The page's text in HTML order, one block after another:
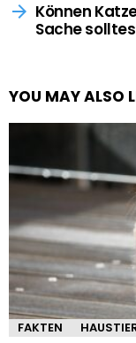
Können
Sache
YOU MAY ALSO
FAKTEN